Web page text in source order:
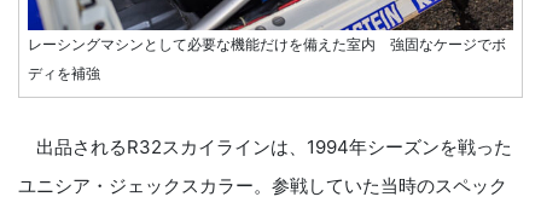
レーシングマシンとして必要な機能だけを備えた室内 強固なケージでボ
ディを補強
出品されるR32スカイラインは、1994年シーズンを戦った
ユニシア・ジェックスカラー。参戦していた当時のスペック